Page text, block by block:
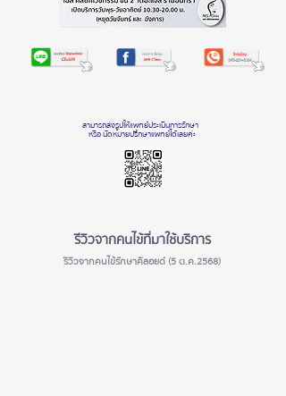
สามารถส่งรูปให้แพทย์ประเมินการรักษา
หรือ นัดหมายปรึกษาแพทย์ได้เลยค่ะ
รีวิวจากคนไข้ที่มาใช้บริการ
รีวิวจากคนไข้รักษาคีลอยด์ (5 ต.ค.2568)